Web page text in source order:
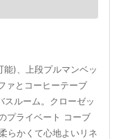
)、上段プルマンベッ
ァとコーヒーテーブ
スルーム。クローゼッ
プライベート コーブ
らかくて心地よいリネ